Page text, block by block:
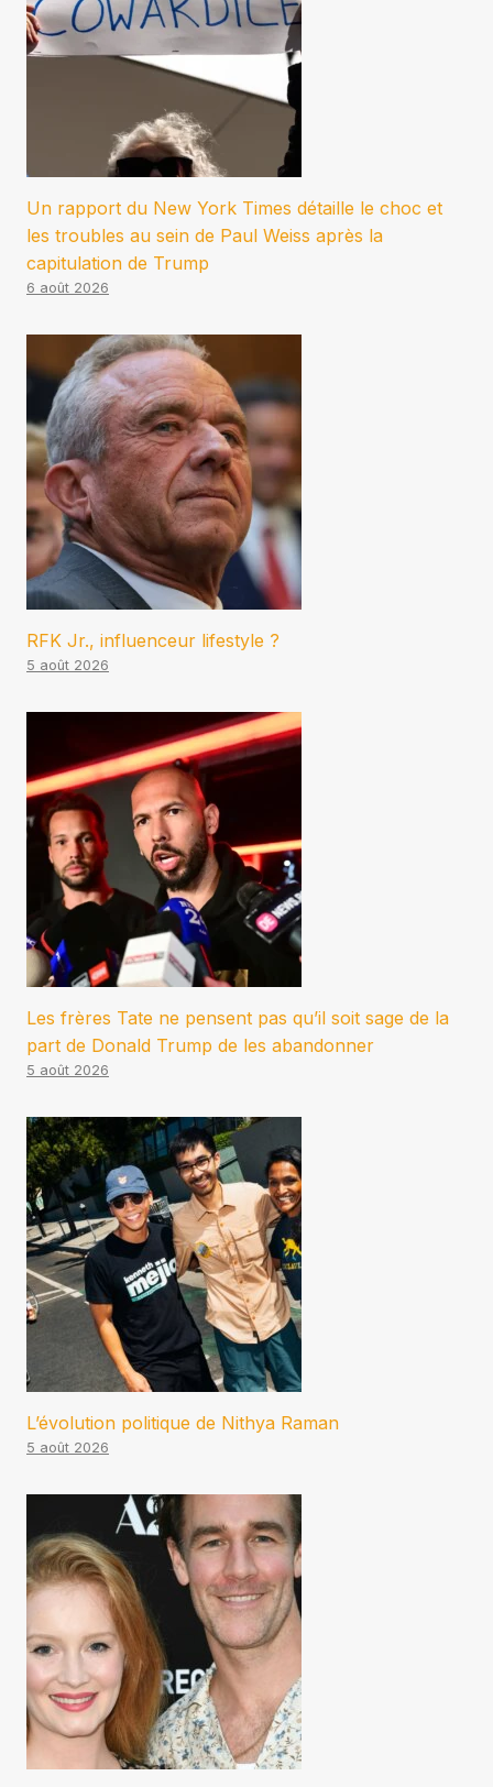
Un rapport du New York Times détaille le choc et
les troubles au sein de Paul Weiss après la
capitulation de Trump
6 août 2026
RFK Jr., influenceur lifestyle ?
5 août 2026
Les frères Tate ne pensent pas qu’il soit sage de la
part de Donald Trump de les abandonner
5 août 2026
L’évolution politique de Nithya Raman
5 août 2026